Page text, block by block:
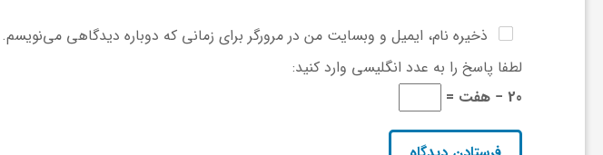
ذخیره نام، ایمیل و وبسایت من در مرورگر برای زمانی که دوباره دیدگاهی می‌نویسم.
لطفا پاسخ را به عدد انگلیسی وارد کنید:
20 − هفت =